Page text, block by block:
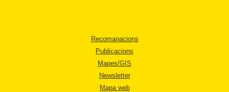
Recomanacions
Publicacions
Mapes/GIS
Newsletter
Mapa web